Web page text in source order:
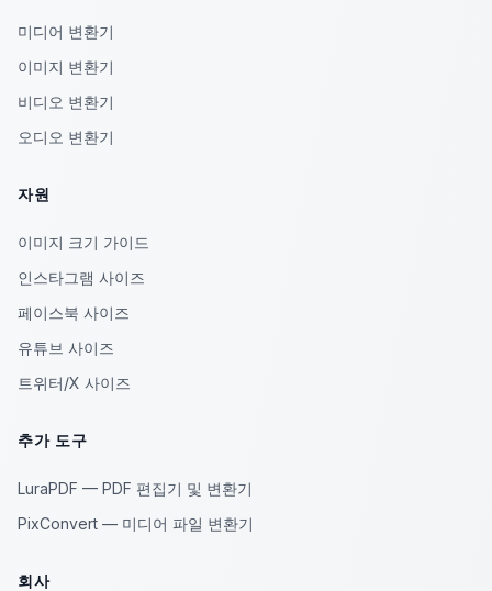
미디어 변환기
이미지 변환기
비디오 변환기
오디오 변환기
자원
이미지 크기 가이드
인스타그램 사이즈
페이스북 사이즈
유튜브 사이즈
트위터/X 사이즈
추가 도구
LuraPDF — PDF 편집기 및 변환기
PixConvert — 미디어 파일 변환기
회사